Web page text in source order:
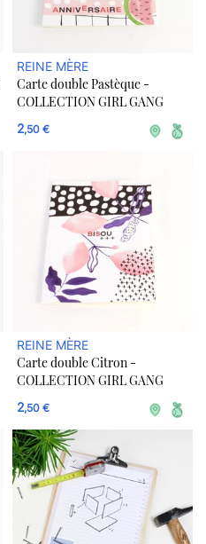
REINE MÈRE
Carte double Pastèque -
COLLECTION GIRL GANG
2,50 €
REINE MÈRE
Carte double Citron -
COLLECTION GIRL GANG
2,50 €